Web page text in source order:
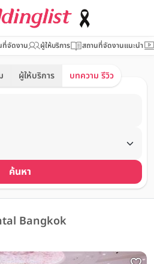
ที่จัดงาน ผู้ให้บริการ สถานที่จัดงานแนะนำ
ผู้ให้บริการ บทความ รีวิว
ค้นหา
Bangkok